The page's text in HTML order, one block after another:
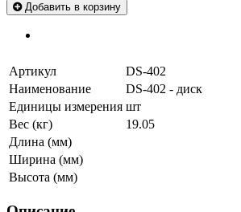
Добавить в корзину
Артикул
DS-402
Наименование
DS-402 - диск
Единицы измерения шт
Вес (кг)
19.05
Длина (мм)
Ширина (мм)
Высота (мм)